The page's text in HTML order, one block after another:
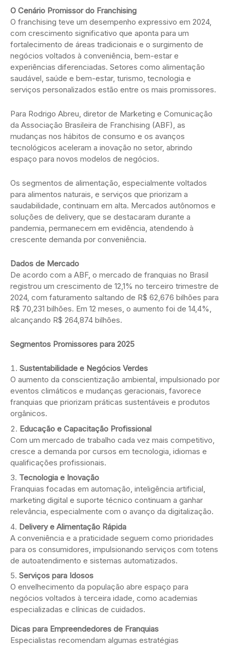
O Cenário Promissor do Franchising
O franchising teve um desempenho expressivo em 2024,
com crescimento significativo que aponta para um
fortalecimento de áreas tradicionais e o surgimento de
negócios voltados à conveniência, bem-estar e
experiências diferenciadas. Setores como alimentação
saudável, saúde e bem-estar, turismo, tecnologia e
serviços personalizados estão entre os mais promissores.
Para Rodrigo Abreu, diretor de Marketing e Comunicação
da Associação Brasileira de Franchising (ABF), as
mudanças nos hábitos de consumo e os avanços
tecnológicos aceleram a inovação no setor, abrindo
espaço para novos modelos de negócios.
Os segmentos de alimentação, especialmente voltados
para alimentos naturais, e serviços que priorizam a
saudabilidade, continuam em alta. Mercados autônomos e
soluções de delivery, que se destacaram durante a
pandemia, permanecem em evidência, atendendo à
crescente demanda por conveniência.
Dados de Mercado
De acordo com a ABF, o mercado de franquias no Brasil
registrou um crescimento de 12,1% no terceiro trimestre de
2024, com faturamento saltando de R$ 62,676 bilhões para
R$ 70,231 bilhões. Em 12 meses, o aumento foi de 14,4%,
alcançando R$ 264,874 bilhões.
Segmentos Promissores para 2025
Sustentabilidade e Negócios Verdes
O aumento da conscientização ambiental, impulsionado por
eventos climáticos e mudanças geracionais, favorece
franquias que priorizam práticas sustentáveis e produtos
orgânicos.
Educação e Capacitação Profissional
Com um mercado de trabalho cada vez mais competitivo,
cresce a demanda por cursos em tecnologia, idiomas e
qualificações profissionais.
Tecnologia e Inovação
Franquias focadas em automação, inteligência artificial,
marketing digital e suporte técnico continuam a ganhar
relevância, especialmente com o avanço da digitalização.
Delivery e Alimentação Rápida
A conveniência e a praticidade seguem como prioridades
para os consumidores, impulsionando serviços com totens
de autoatendimento e sistemas automatizados.
Serviços para Idosos
O envelhecimento da população abre espaço para
negócios voltados à terceira idade, como academias
especializadas e clínicas de cuidados.
Dicas para Empreendedores de Franquias
Especialistas recomendam algumas estratégias